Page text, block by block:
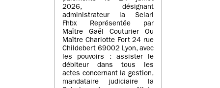
2026, désignant
administrateur la Selarl
Fhbx Représentée par
Maître Gaël Couturier Ou
Maître Charlotte Fort 24 rue
Childebert 69002 Lyon, avec
les pouvoirs : assister le
débiteur dans tous les
actes concernant la gestion,
mandataire judiciaire la